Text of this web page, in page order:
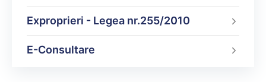
Exproprieri - Legea nr.255/2010
E-Consultare